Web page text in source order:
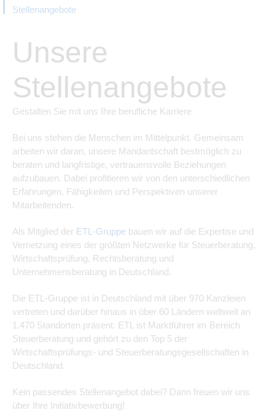
Stellenangebote
Unsere
Stellenangebote
Gestalten Sie mit uns Ihre berufliche Karriere
Bei uns stehen die Menschen im Mittelpunkt. Gemeinsam
arbeiten wir daran, unsere Mandantschaft bestmöglich zu
beraten und langfristige, vertrauensvolle Beziehungen
aufzubauen. Dabei profitieren wir von den unterschiedlichen
Erfahrungen, Fähigkeiten und Perspektiven unserer
Mitarbeitenden.
Als Mitglied der ETL-Gruppe bauen wir auf die Expertise und
Vernetzung eines der größten Netzwerke für Steuerberatung,
Wirtschaftsprüfung, Rechtsberatung und
Unternehmensberatung in Deutschland.
Die ETL-Gruppe ist in Deutschland mit über 970 Kanzleien
vertreten und darüber hinaus in über 60 Ländern weltweit an
1.470 Standorten präsent. ETL ist Marktführer im Bereich
Steuerberatung und gehört zu den Top 5 der
Wirtschaftsprüfungs- und Steuerberatungsgesellschaften in
Deutschland.
Kein passendes Stellenangebot dabei? Dann freuen wir uns
über Ihre Initiativbewerbung!